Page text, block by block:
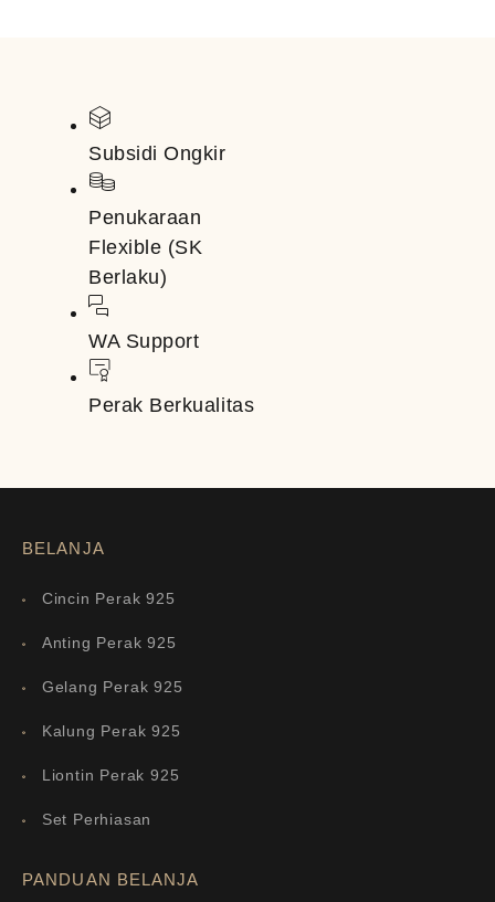
Subsidi Ongkir
Penukaraan
Flexible (SK
Berlaku)
WA Support
Perak Berkualitas
BELANJA
Cincin Perak 925
Anting Perak 925
Gelang Perak 925
Kalung Perak 925
Liontin Perak 925
Set Perhiasan
PANDUAN BELANJA